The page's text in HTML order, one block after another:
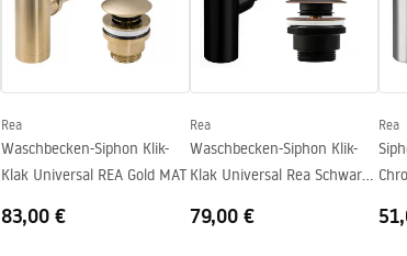
Nicht
Nicht
Rea
Waschbecken-Siphon Klik-
Klak Universal REA Gold MAT
83,00 €
Rea
Waschbecken-Siphon Klik-
Klak Universal Rea Schwarz
79,00 €
Rea